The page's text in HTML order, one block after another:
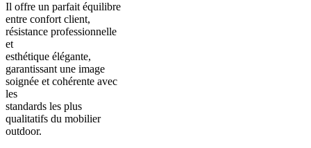
Il offre un parfait équilibre
entre confort client,
résistance professionnelle
et
esthétique élégante,
garantissant une image
soignée et cohérente avec
les
standards les plus
qualitatifs du mobilier
outdoor.